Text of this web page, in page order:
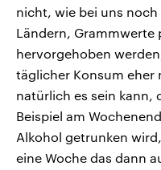
nicht, wie bei uns
Ländern, Grammwerte
hervorgehoben
täglicher Konsum eher
natürlich es sein kann,
Beispiel am
Alkohol getrunken
eine Woche das dann